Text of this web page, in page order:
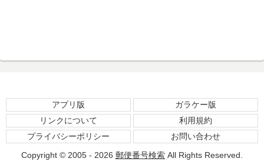
アプリ版
ガラケー版
リンクについて
利用規約
プライバシーポリシー
お問い合わせ
Copyright © 2005 - 2026 郵便番号検索 All Rights Reserved.